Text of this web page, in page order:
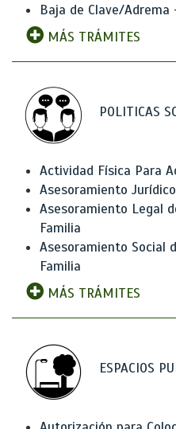
Baja de Clave/
MÁS TRÁMITES
POLITICAS
Actividad Física Para
Asesoramiento
Asesoramiento Legal
Familia
Asesoramiento Social
Familia
MÁS TRÁMITES
ESPACIOS